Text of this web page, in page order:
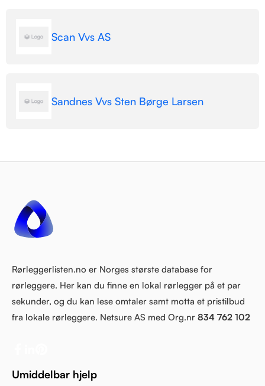
Scan Vvs AS
Sandnes Vvs Sten Børge Larsen
Rørleggerlisten.no er Norges største database for
rørleggere. Her kan du finne en lokal rørlegger på et par
sekunder, og du kan lese omtaler samt motta et pristilbud
fra lokale rørleggere. Netsure AS med Org.nr 834 762 102
Umiddelbar hjelp